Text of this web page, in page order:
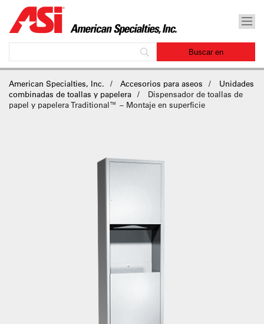
American Specialties, Inc. Accesorios para aseos
Unidades
combinadas de toallas y papelera
Dispensador de toallas de
papel y papelera Traditional™ – Montaje en superficie